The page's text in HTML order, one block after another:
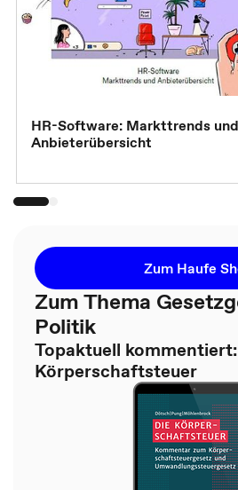
HR-Software: Markttrends und
Anbieterübersicht
Zum Haufe
Zum Thema
Politik
Topaktuell
Körperschaftsteuer